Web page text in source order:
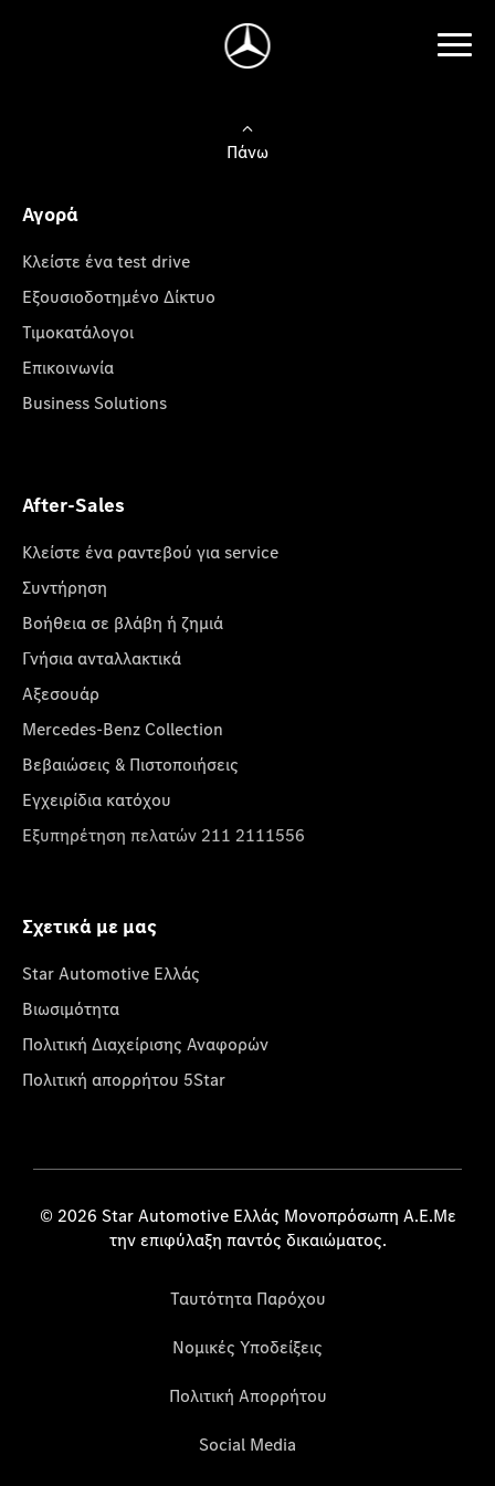
Πάνω
Αγορά
Κλείστε ένα test drive
Εξουσιοδοτημένο Δίκτυο
Τιμοκατάλογοι
Επικοινωνία
Business Solutions
After-Sales
Κλείστε ένα ραντεβού για service
Συντήρηση
Βοήθεια σε βλάβη ή ζημιά
Γνήσια ανταλλακτικά
Αξεσουάρ
Mercedes-Benz Collection
Βεβαιώσεις & Πιστοποιήσεις
Εγχειρίδια κατόχου
Εξυπηρέτηση πελατών 211 2111556
Σχετικά με μας
Star Automotive Ελλάς
Βιωσιμότητα
Πολιτική Διαχείρισης Αναφορών
Πολιτική απορρήτου 5Star
© 2026 Star Automotive Ελλάς Μονοπρόσωπη Α.Ε.Με
την επιφύλαξη παντός δικαιώματος.
Ταυτότητα Παρόχου
Νομικές Υποδείξεις
Πολιτική Απορρήτου
Social Media